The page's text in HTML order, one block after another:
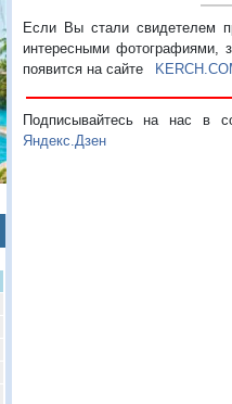
Если Вы стали свидетелем
интересными фотографиями,
появится на сайте
Подписывайтесь на нас в
Яндекс.Дзен